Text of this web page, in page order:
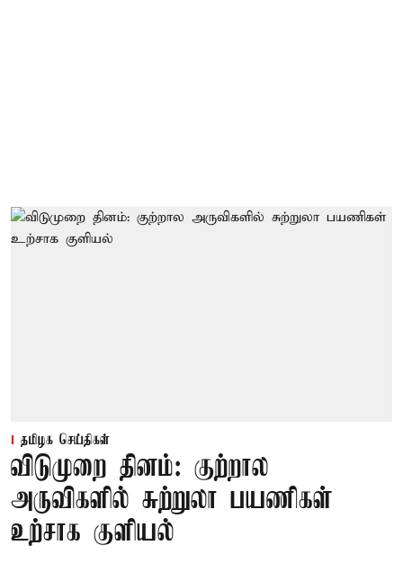
தமிழக செய்திகள்
விடுமுறை தினம்: குற்றால
அருவிகளில் சுற்றுலா பயணிகள்
உற்சாக குளியல்